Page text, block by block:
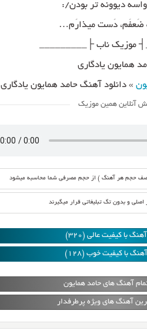
دیوونه تَر بودَن/:
ضَعفَم، دَست میذارَم…
موزیک ناب ├_________
همایون یادگاری
»دانلود آهنگ حامد همایون یادگاری
آنلاین همین موزیک
( نصف حجم هر آهنگ ) از حجم مصرفی شما محاسبه میشود
اصلی و بدون تگ تبلیغاتی قرار میگیرند
با کیفیت عالی (320)
با کیفیت خوب (128)
آهنگ های حامد همایون
آهنگ های ویژه پرطرفدار